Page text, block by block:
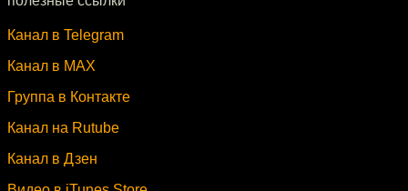
Канал в Telegram
Канал в MAX
Группа в Контакте
Канал на Rutube
Канал в Дзен